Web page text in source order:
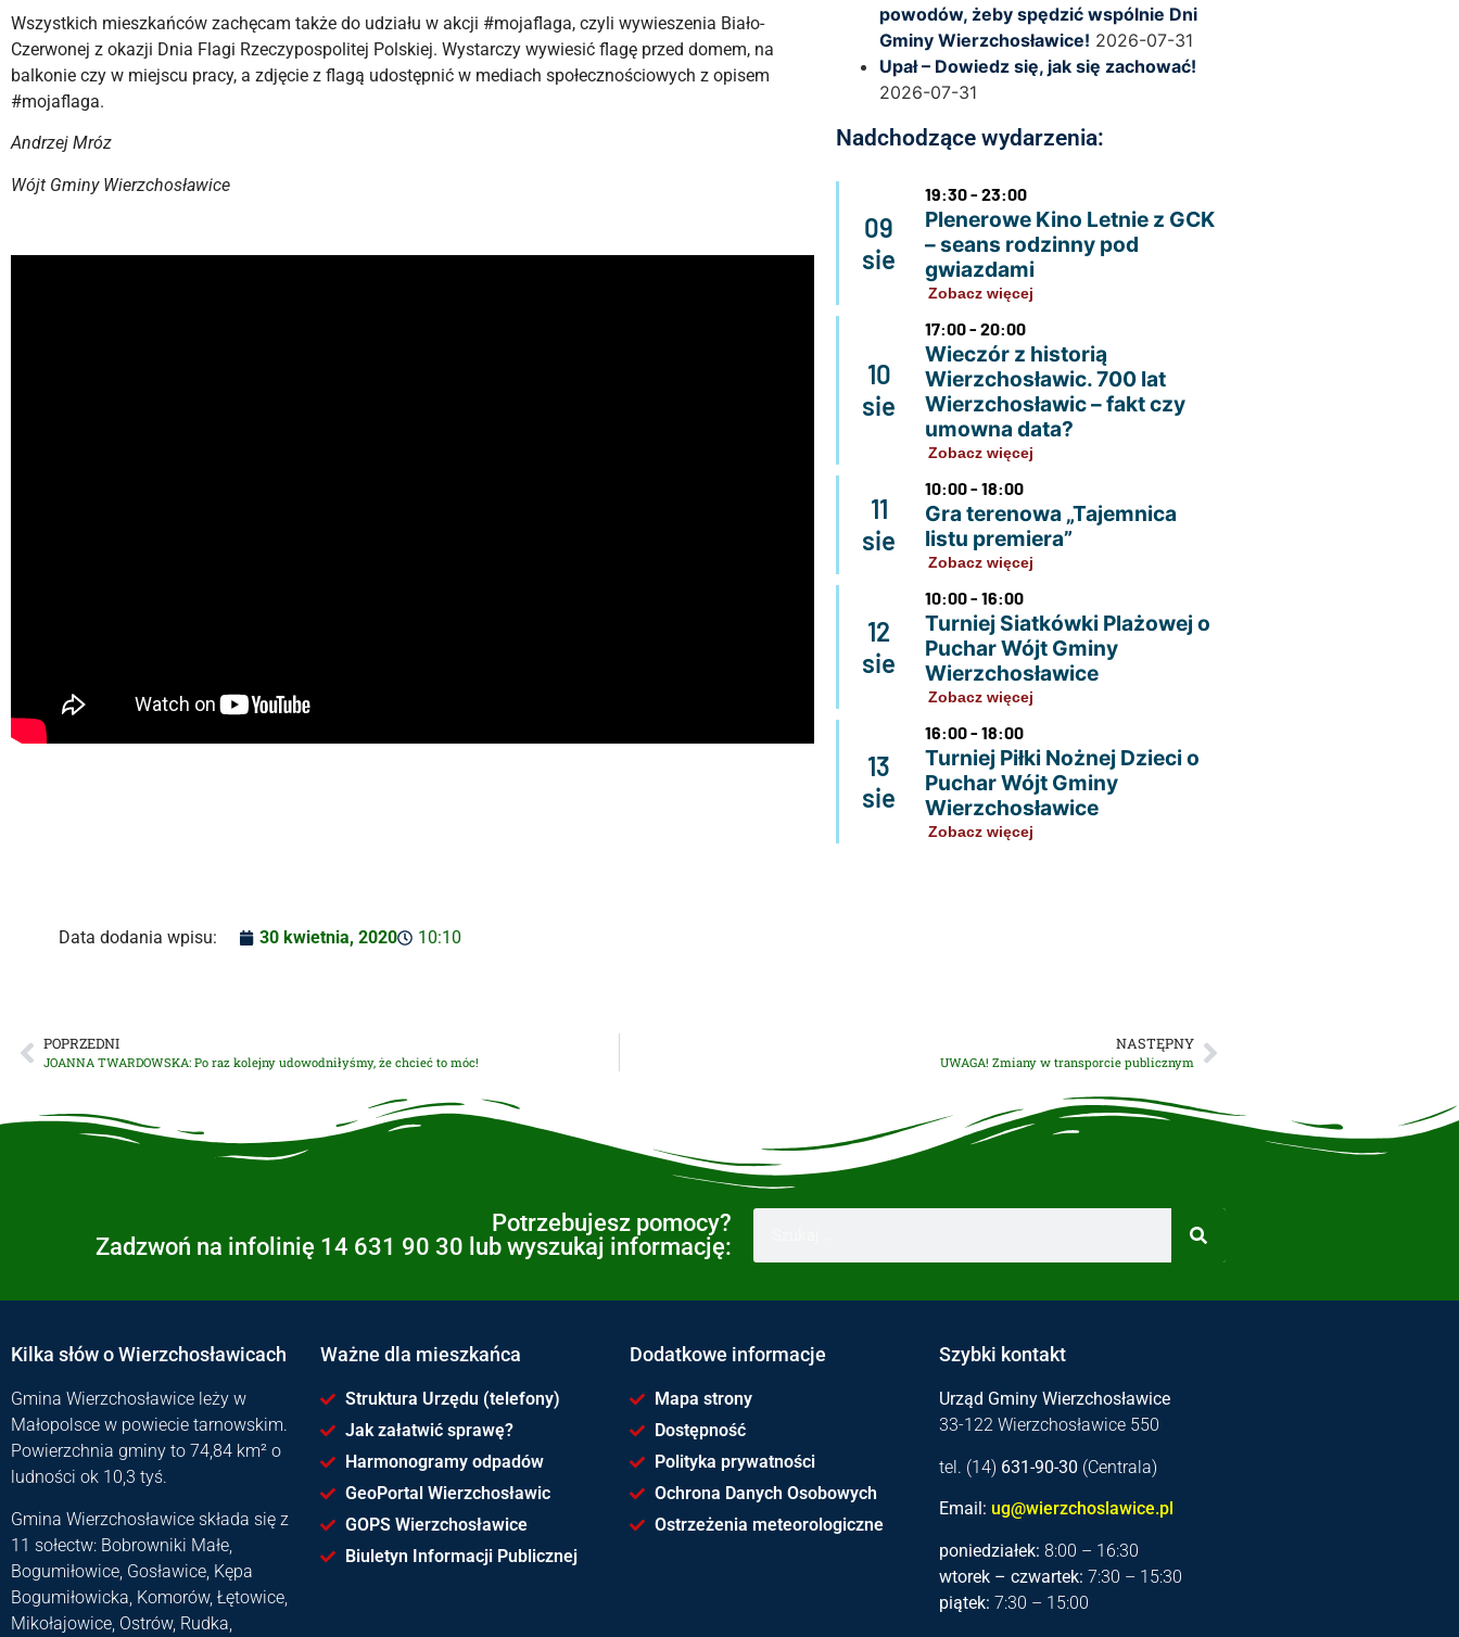
Wszystkich mieszkańców zachęcam także do udziału w akcji #mojaflaga, czyli wywieszenia Biało-
Czerwonej z okazji Dnia Flagi Rzeczypospolitej Polskiej. Wystarczy wywiesić flagę przed domem, na
balkonie czy w miejscu pracy, a zdjęcie z flagą udostępnić w mediach społecznościowych z opisem
#mojaflaga.
Andrzej Mróz
Wójt Gminy Wierzchosławice
Data dodania wpisu: 30 kwietnia, 2020 10:10
powodów, żeby spędzić wspólnie Dni
Gminy Wierzchosławice! 2026-07-31
Upał – Dowiedz się, jak się zachować!
2026-07-31
Nadchodzące wydarzenia:
09
sie
19:30 - 23:00
Plenerowe Kino Letnie z GCK
– seans rodzinny pod
gwiazdami
Zobacz więcej
10
sie
17:00 - 20:00
Wieczór z historią
Wierzchosławic. 700 lat
Wierzchosławic – fakt czy
umowna data?
Zobacz więcej
11
sie
10:00 - 18:00
Gra terenowa „Tajemnica
listu premiera”
Zobacz więcej
12
sie
10:00 - 16:00
Turniej Siatkówki Plażowej o
Puchar Wójt Gminy
Wierzchosławice
Zobacz więcej
13
sie
16:00 - 18:00
Turniej Piłki Nożnej Dzieci o
Puchar Wójt Gminy
Wierzchosławice
Zobacz więcej
POPRZEDNI
JOANNA TWARDOWSKA: Po raz kolejny udowodniłyśmy, że chcieć to móc!
NASTĘPNY
UWAGA! Zmiany w transporcie publicznym
Potrzebujesz pomocy?
Zadzwoń na infolinię 14 631 90 30 lub wyszukaj informację:
Kilka słów o Wierzchosławicach
Gmina Wierzchosławice leży w
Małopolsce w powiecie tarnowskim.
Powierzchnia gminy to 74,84 km² o
ludności ok 10,3 tyś.
Gmina Wierzchosławice składa się z
11 sołectw: Bobrowniki Małe,
Bogumiłowice, Gosławice, Kępa
Bogumiłowicka, Komorów, Łętowice,
Mikołajowice, Ostrów, Rudka,
Ważne dla mieszkańca
Struktura Urzędu (telefony)
Jak załatwić sprawę?
Harmonogramy odpadów
GeoPortal Wierzchosławic
GOPS Wierzchosławice
Biuletyn Informacji Publicznej
Dodatkowe informacje
Mapa strony
Dostępność
Polityka prywatności
Ochrona Danych Osobowych
Ostrzeżenia meteorologiczne
Szybki kontakt
Urząd Gminy Wierzchosławice
33-122 Wierzchosławice 550
tel. (14) 631-90-30 (Centrala)
Email: ug@wierzchoslawice.pl
poniedziałek: 8:00 – 16:30
wtorek – czwartek: 7:30 – 15:30
piątek: 7:30 – 15:00